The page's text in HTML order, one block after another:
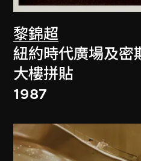
黎錦超
紐約時代廣場及密
大樓拼貼
1987